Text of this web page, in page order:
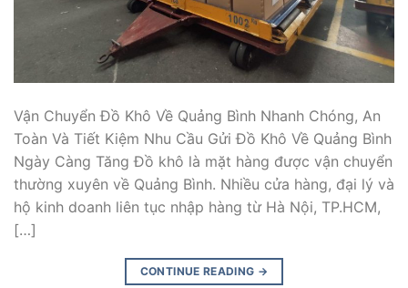
Vận Chuyển Đồ Khô Về Quảng Bình Nhanh Chóng, An
Toàn Và Tiết Kiệm Nhu Cầu Gửi Đồ Khô Về Quảng Bình
Ngày Càng Tăng Đồ khô là mặt hàng được vận chuyển
thường xuyên về Quảng Bình. Nhiều cửa hàng, đại lý và
hộ kinh doanh liên tục nhập hàng từ Hà Nội, TP.HCM,
[…]
CONTINUE READING →